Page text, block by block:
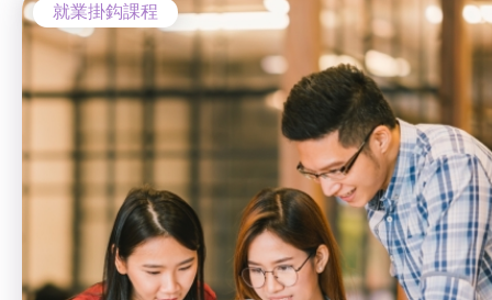
就業掛鈎課程